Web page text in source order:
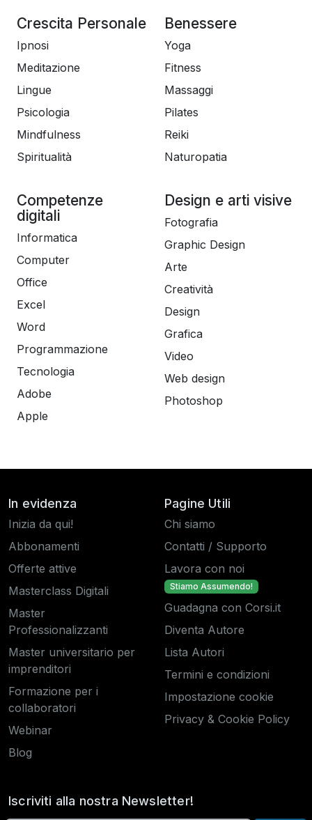
Crescita Personale
Ipnosi
Meditazione
Lingue
Psicologia
Mindfulness
Spiritualità
Benessere
Yoga
Fitness
Massaggi
Pilates
Reiki
Naturopatia
Competenze
digitali
Informatica
Computer
Office
Excel
Word
Programmazione
Tecnologia
Adobe
Apple
Design e arti visive
Fotografia
Graphic Design
Arte
Creatività
Design
Grafica
Video
Web design
Photoshop
In evidenza
Inizia da qui!
Abbonamenti
Offerte attive
Masterclass Digitali
Master
Professionalizzanti
Master universitario per
imprenditori
Formazione per i
collaboratori
Webinar
Blog
Pagine Utili
Chi siamo
Contatti / Supporto
Lavora con noi
Stiamo Assumendo!
Guadagna con Corsi.it
Diventa Autore
Lista Autori
Termini e condizioni
Impostazione cookie
Privacy & Cookie Policy
Iscriviti alla nostra Newsletter!